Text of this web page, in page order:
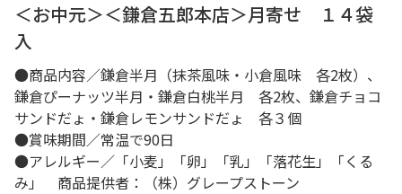
＜お中元＞＜鎌倉五郎本店＞月寄せ １４袋
入
●商品内容／鎌倉半月（抹茶風味・小倉風味 各2枚）、
鎌倉ぴーナッツ半月・鎌倉白桃半月 各2枚、鎌倉チョコ
サンドだょ・鎌倉レモンサンドだょ 各３個
●賞味期間／常温で90日
●アレルギー／「小麦」「卵」「乳」「落花生」「くる
み」 商品提供者：（株）グレープストーン